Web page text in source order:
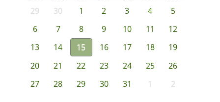
29 30 1 2 3 4
5
6
7 8 9 10 11
12
13
14 15 16 17 18
19
20
21 22 23 24 25
26
27
28 29 30 31 1 2